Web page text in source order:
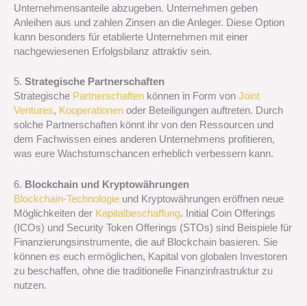
Unternehmensanteile abzugeben. Unternehmen geben
Anleihen aus und zahlen Zinsen an die Anleger. Diese Option
kann besonders für etablierte Unternehmen mit einer
nachgewiesenen Erfolgsbilanz attraktiv sein.
5. Strategische Partnerschaften
Strategische Partnerschaften können in Form von Joint
Ventures, Kooperationen oder Beteiligungen auftreten. Durch
solche Partnerschaften könnt ihr von den Ressourcen und
dem Fachwissen eines anderen Unternehmens profitieren,
was eure Wachstumschancen erheblich verbessern kann.
6. Blockchain und Kryptowährungen
Blockchain-Technologie und Kryptowährungen eröffnen neue
Möglichkeiten der Kapitalbeschaffung. Initial Coin Offerings
(ICOs) und Security Token Offerings (STOs) sind Beispiele für
Finanzierungsinstrumente, die auf Blockchain basieren. Sie
können es euch ermöglichen, Kapital von globalen Investoren
zu beschaffen, ohne die traditionelle Finanzinfrastruktur zu
nutzen.